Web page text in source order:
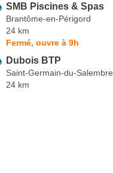
SMB Piscines & Spas
Brantôme-en-Périgord
24 km
Fermé, ouvre à 9h
Dubois BTP
Saint-Germain-du-Salembre
24 km